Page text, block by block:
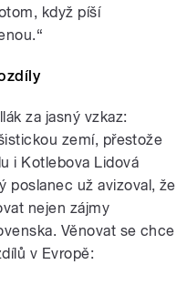
když píší
za jasný vzkaz:
zemí, přestože
i Kotlebova Lidová
poslanec už avizoval, že
nejen zájmy
Věnovat se chce
v Evropě: